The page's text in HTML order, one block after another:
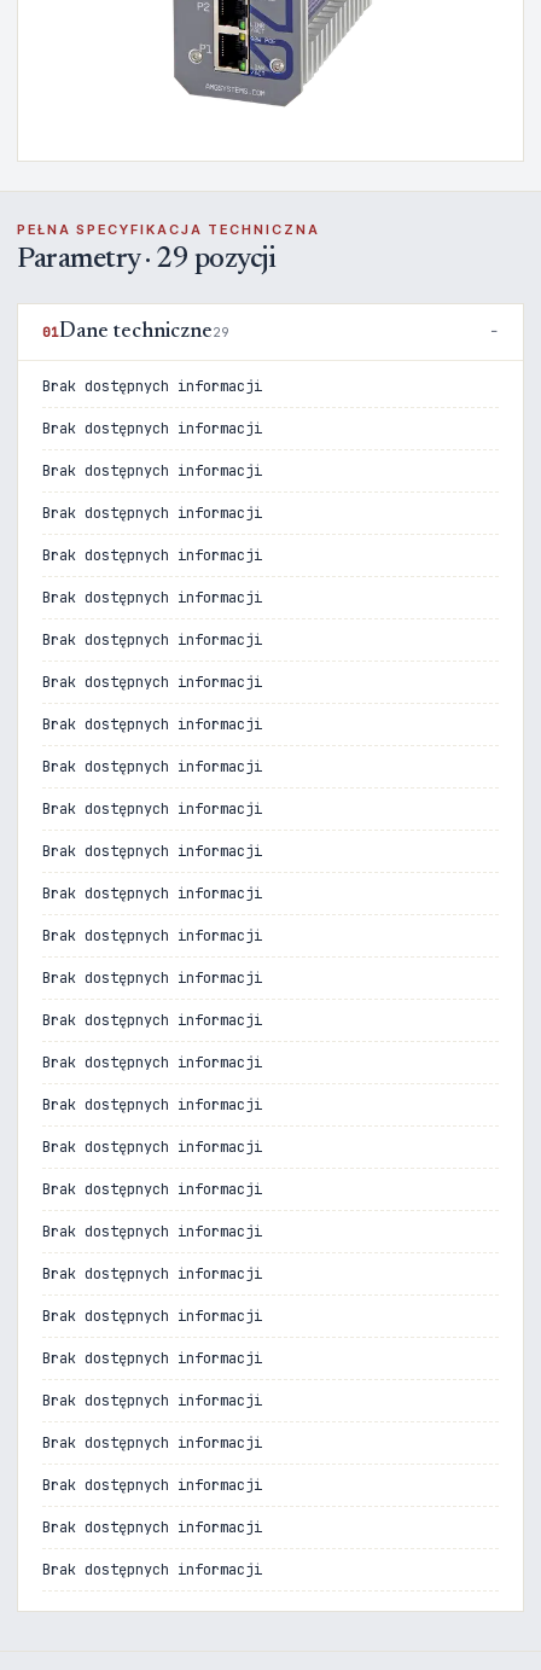
PEŁNA SPECYFIKACJA TECHNICZNA
Parametry · 29 pozycji
01Dane techniczne29
Brak dostępnych informacji
Brak dostępnych informacji
Brak dostępnych informacji
Brak dostępnych informacji
Brak dostępnych informacji
Brak dostępnych informacji
Brak dostępnych informacji
Brak dostępnych informacji
Brak dostępnych informacji
Brak dostępnych informacji
Brak dostępnych informacji
Brak dostępnych informacji
Brak dostępnych informacji
Brak dostępnych informacji
Brak dostępnych informacji
Brak dostępnych informacji
Brak dostępnych informacji
Brak dostępnych informacji
Brak dostępnych informacji
Brak dostępnych informacji
Brak dostępnych informacji
Brak dostępnych informacji
Brak dostępnych informacji
Brak dostępnych informacji
Brak dostępnych informacji
Brak dostępnych informacji
Brak dostępnych informacji
Brak dostępnych informacji
Brak dostępnych informacji